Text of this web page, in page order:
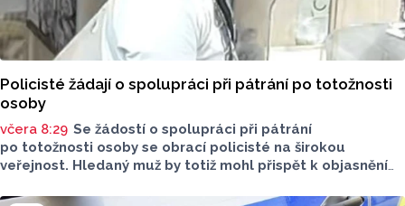
Policisté žádají o spolupráci při pátrání po totožnosti
osoby
včera 8:29 Se žádostí o spolupráci při pátrání
po totožnosti osoby se obrací policisté na širokou
veřejnost. Hledaný muž by totiž mohl přispět k objasnění